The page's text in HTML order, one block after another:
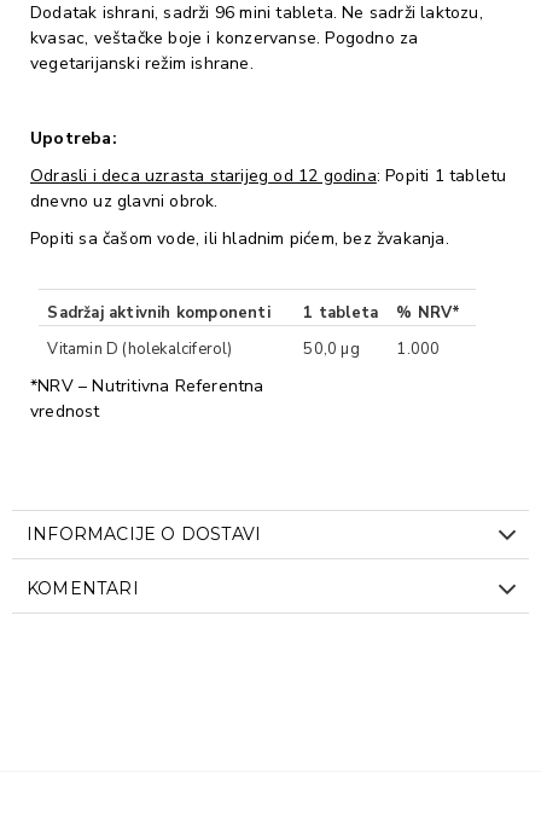
Dodatak ishrani, sadrži 96 mini tableta. Ne sadrži laktozu,
kvasac, veštačke boje i konzervanse. Pogodno za
vegetarijanski režim ishrane.
Upotreba:
Odrasli i deca uzrasta starijeg od 12 godina: Popiti 1 tabletu
dnevno uz glavni obrok.
Popiti sa čašom vode, ili hladnim pićem, bez žvakanja.
Sadržaj aktivnih komponenti 1 tableta
% NRV*
Vitamin D (holekalciferol)
50,0 µg 1.000
*NRV – Nutritivna Referentna
vrednost
INFORMACIJE O DOSTAVI
KOMENTARI